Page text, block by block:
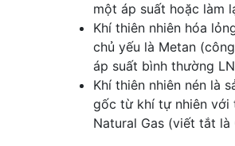
một áp suất hoặc làm
Khí thiên nhiên hóa
chủ yếu là Metan
áp suất bình thường
Khí thiên nhiên nén là
gốc từ khí tự nhiên với
Natural Gas (viết tắt là